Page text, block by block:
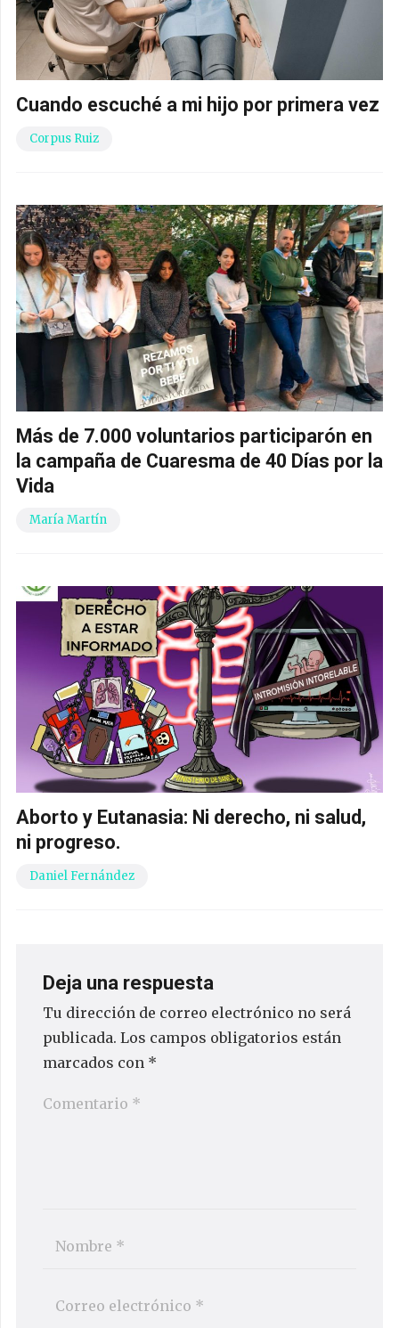
Cuando escuché a mi hijo por primera vez
Corpus Ruiz
Más de 7.000 voluntarios participarón en
la campaña de Cuaresma de 40 Días por la
Vida
María Martín
Aborto y Eutanasia: Ni derecho, ni salud,
ni progreso.
Daniel Fernández
Deja una respuesta
Tu dirección de correo electrónico no será
publicada. Los campos obligatorios están
marcados con *